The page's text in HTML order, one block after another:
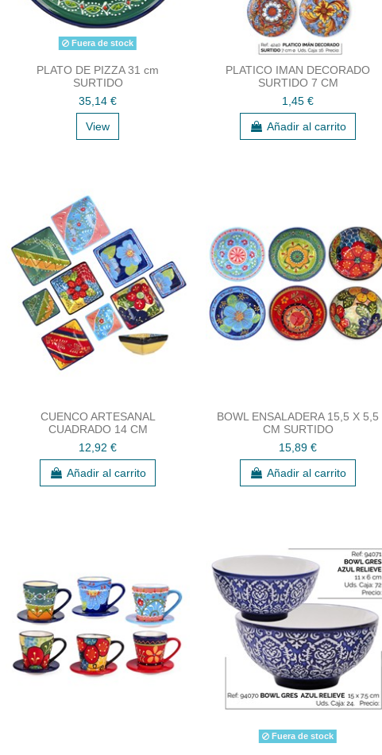
Fuera de stock
PLATO DE PIZZA 31 cm
SURTIDO
35,14 €
View
PLATICO IMAN DECORADO
SURTIDO 7 CM
1,45 €
Añadir al carrito
CUENCO ARTESANAL
CUADRADO 14 CM
12,92 €
Añadir al carrito
BOWL ENSALADERA 15,5 X 5,5
CM SURTIDO
15,89 €
Añadir al carrito
Fuera de stock